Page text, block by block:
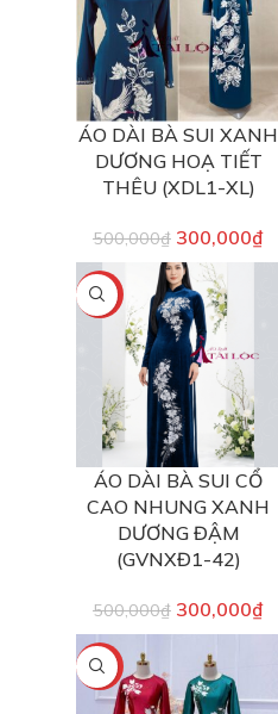
ÁO DÀI BÀ SUI XANH
DƯƠNG HOẠ TIẾT
THÊU (XDL1-XL)
500,000₫ 300,000₫
-40%
ÁO DÀI BÀ SUI CỔ
CAO NHUNG XANH
DƯƠNG ĐẬM
(GVNXĐ1-42)
500,000₫ 300,000₫
-40%